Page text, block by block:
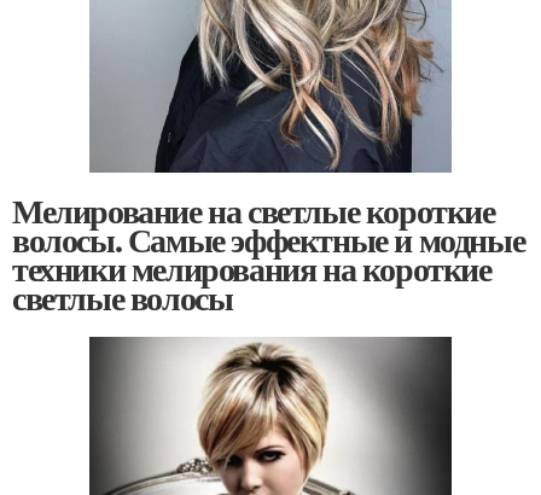
Мелирование на светлые короткие
волосы. Самые эффектные и модные
техники мелирования на короткие
светлые волосы